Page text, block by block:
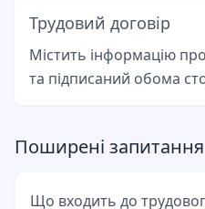
Трудовий договір
Містить інформацію
та підписаний обома
Поширені запитання
Що входить до